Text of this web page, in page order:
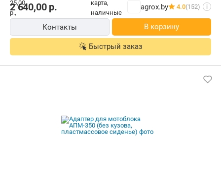
2 640,00р. agrox.by 4.0(152) i
Контакты В корзину
Быстрый заказ